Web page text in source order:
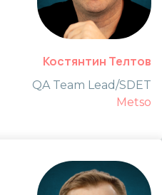
Костянтин Телтов
QA Team Lead/SDET
Metso